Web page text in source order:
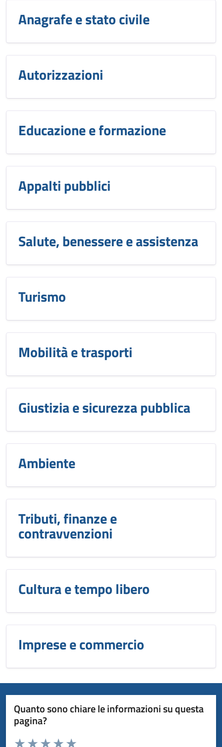
Anagrafe e stato civile
Autorizzazioni
Educazione e formazione
Appalti pubblici
Salute, benessere e assistenza
Turismo
Mobilità e trasporti
Giustizia e sicurezza pubblica
Ambiente
Tributi, finanze e
contravvenzioni
Cultura e tempo libero
Imprese e commercio
Quanto sono chiare le informazioni su questa
pagina?
Domanda
Valuta da 1 a 5 stelle la pagina